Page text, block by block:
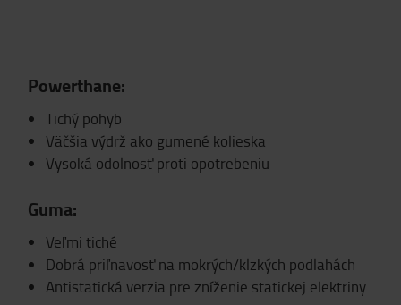
Powerthane:
Tichý pohyb
Väčšia výdrž ako gumené kolieska
Vysoká odolnosť proti opotrebeniu
Guma:
Veľmi tiché
Dobrá priľnavosť na mokrých/klzkých podlahách
Antistatická verzia pre zníženie statickej elektriny